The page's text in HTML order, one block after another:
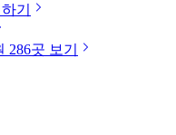
기
곳 보기